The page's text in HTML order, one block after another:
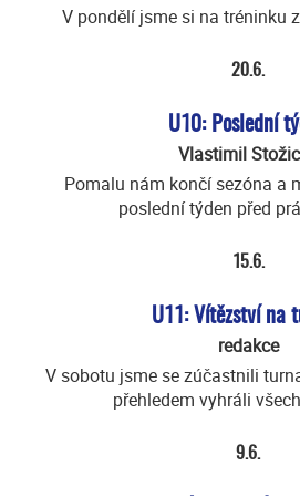
V pondělí jsme si na tréninku
20.6.
U10: Poslední
Vlastimil
Pomalu nám končí sezóna a
poslední týden před
15.6.
U11: Vítězství na
redakce
V sobotu jsme se zúčastnili
přehledem vyhráli
9.6.